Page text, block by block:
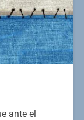
ante el